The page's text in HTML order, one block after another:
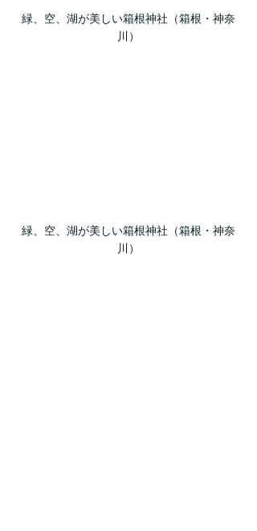
緑、空、湖が美しい箱根神社（箱根・神奈
川）
緑、空、湖が美しい箱根神社（箱根・神奈
川）